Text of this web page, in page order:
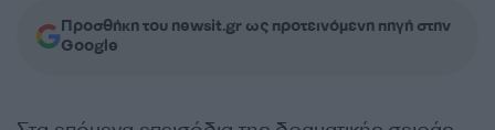
Προσθήκη του newsit.gr ως προτεινόμενη πηγή στην
Google